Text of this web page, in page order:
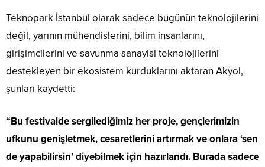
Teknopark İstanbul olarak sadece bugünün teknolojilerini
değil, yarının mühendislerini, bilim insanlarını,
girişimcilerini ve savunma sanayisi teknolojilerini
destekleyen bir ekosistem kurduklarını aktaran Akyol,
şunları kaydetti:
“Bu festivalde sergilediğimiz her proje, gençlerimizin
ufkunu genişletmek, cesaretlerini artırmak ve onlara ‘sen
de yapabilirsin’ diyebilmek için hazırlandı. Burada sadece